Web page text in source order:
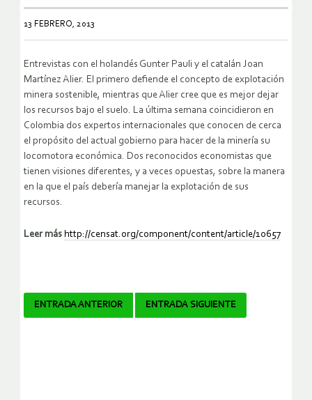
13 FEBRERO, 2013
Entrevistas con el holandés Gunter Pauli y el catalán Joan
Martínez Alier. El primero defiende el concepto de explotación
minera sostenible, mientras que Alier cree que es mejor dejar
los recursos bajo el suelo. La última semana coincidieron en
Colombia dos expertos internacionales que conocen de cerca
el propósito del actual gobierno para hacer de la minería su
locomotora económica. Dos reconocidos economistas que
tienen visiones diferentes, y a veces opuestas, sobre la manera
en la que el país debería manejar la explotación de sus
recursos.
Leer más http://censat.org/component/content/article/10657
Navegador
ENTRADA ANTERIOR ENTRADA SIGUIENTE